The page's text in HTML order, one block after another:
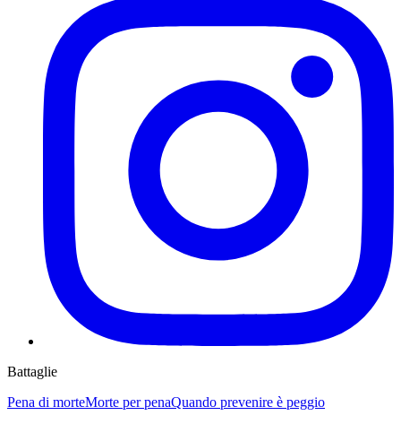
Battaglie
Pena di morteMorte per penaQuando prevenire è peggio